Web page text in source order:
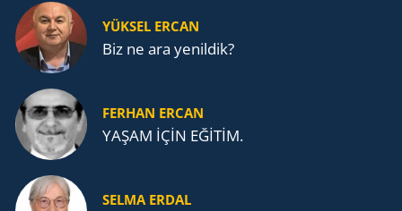
YÜKSEL ERCAN
Biz ne ara yenildik?
FERHAN ERCAN
YAŞAM İÇİN EĞİTİM.
SELMA ERDAL